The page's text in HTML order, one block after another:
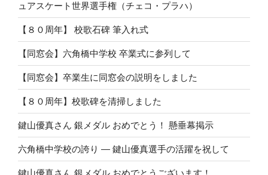
ュアスケート世界選手権（チェコ・プラハ）
【８０周年】 校歌石碑 筆入れ式
【同窓会】六角橋中学校 卒業式に参列して
【同窓会】卒業生に同窓会の説明をしました
【８０周年】校歌碑を清掃しました
鍵山優真さん 銀メダル おめでとう！ 懸垂幕掲示
六角橋中学校の誇り ― 鍵山優真選手の活躍を祝して
鍵山優真さん 銀メダル おめでとうございます！